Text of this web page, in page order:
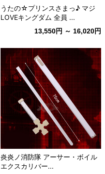
うたの☆プリンスさまっ♪ マジ
LOVEキングダム 全員 ...
13,550円 ～ 16,020円
炎炎ノ消防隊 アーサー・ボイル
エクスカリバー...